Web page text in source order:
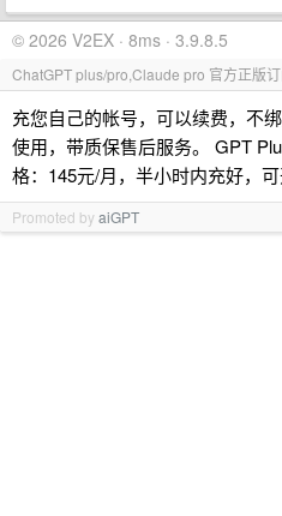
© 2026 V2EX · 8ms · 3.9.8.5
ChatGPT plus/pro,Claude pro 官方正版
充您自己的帐号，可以续费，不
使用，带质保售后服务。 GPT
格：145元/月，半小时内充好，可
Promoted byaiGPT